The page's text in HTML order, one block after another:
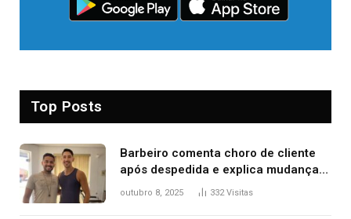
Top Posts
Barbeiro comenta choro de cliente
após despedida e explica mudança
para o TO: ‘Não esperava atingir
outubro 8, 2025 332Visitas